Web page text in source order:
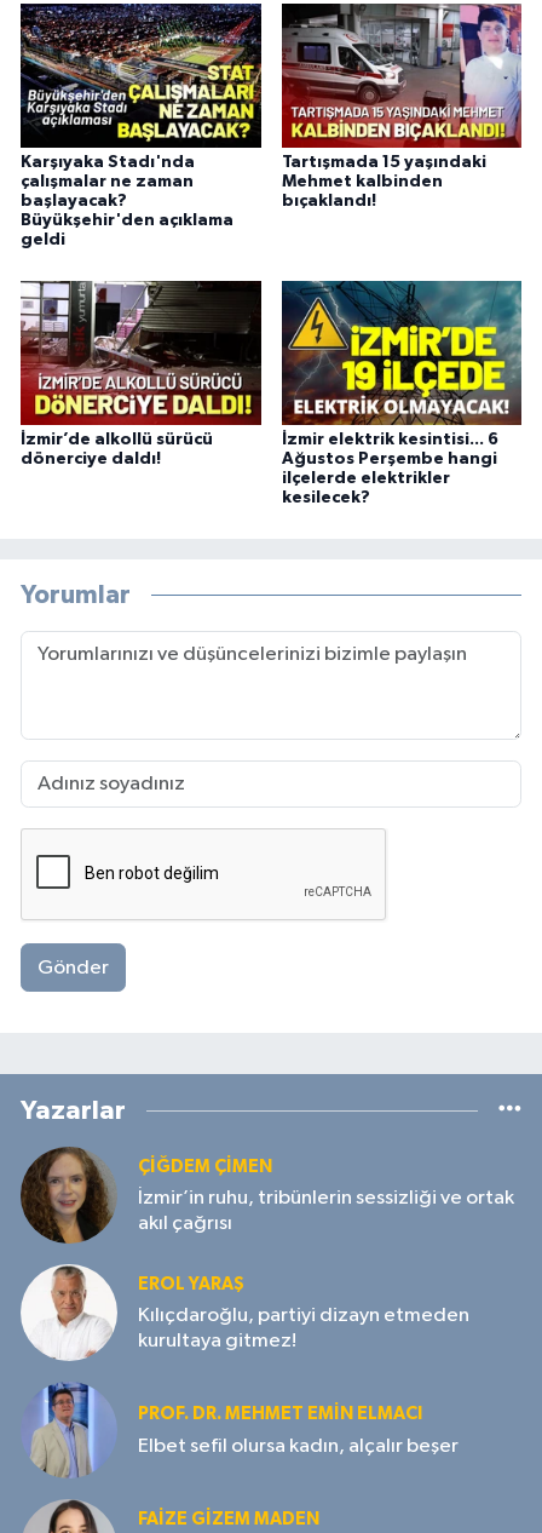
Karşıyaka Stadı'nda
çalışmalar ne zaman
başlayacak?
Büyükşehir'den açıklama
geldi
Tartışmada 15 yaşındaki
Mehmet kalbinden
bıçaklandı!
İzmir’de alkollü sürücü
dönerciye daldı!
İzmir elektrik kesintisi... 6
Ağustos Perşembe hangi
ilçelerde elektrikler
kesilecek?
Yorumlar
Gönder
Yazarlar
ÇIĞDEM ÇIMEN
İzmir’in ruhu, tribünlerin sessizliği ve ortak
akıl çağrısı
EROL YARAŞ
Kılıçdaroğlu, partiyi dizayn etmeden
kurultaya gitmez!
PROF. DR. MEHMET EMIN ELMACI
Elbet sefil olursa kadın, alçalır beşer
FAIZE GIZEM MADEN